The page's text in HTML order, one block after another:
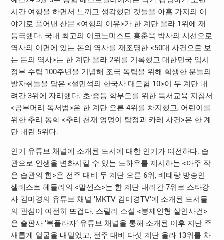
시간 여행을 하면서 느끼고 생각했던 것들을 아홉 가지의 이
야기로 풀어낸 산문 <여행의 이유>가 한 계단 올라 1위에 재
등극했다. 국내 최고의 이코노미스트 홍춘욱 박사의 시선으로
역사의 이면에 있는 돈의 역사를 재조명한 <50대 사건으로 보
는 돈의 역사>는 한 계단 올라 2위를 기록했고 대한민국 임시
정부 수립 100주년을 기념해 조국 독립을 위해 희생한 분들의
발자취들을 담은 <설민석의 한국사 대모험 10>이 두 계단 내
려간 3위에 자리했다. 초·중등 학부모를 위한 독서교육 지침서
<공부머리 독서법>은 한 계단 오른 4위를 차지했고, 어린이를
위한 추리 동화 <추리 천재 엉덩이 탐정과 카레 사건>은 한 계
단 내린 5위다.
인기 유튜브 채널에 소개된 도서에 대한 인기가 여전하다. 습
관으로 인생을 변화시킬 수 있는 노하우를 제시하는 <아주 작
은 습관의 힘>은 전주 대비 두 계단 오른 6위, 베테랑 방송인
셀레스트 헤들리의 <말센스>는 한 계단 내려간 7위로 스타강
사 김미경의 유튜브 채널 ‘MKTV 김미경TV’에 소개된 도서들
의 관심이 여전히 뜨겁다. 스릴러 소설 <봉제인형 살인사건>
은 출판사 ‘북플라자’ 유튜브 채널을 통해 소개된 이후 지난 주
새롭게 얼굴을 내밀었고, 전주 대비 다섯 계단 올라 13위를 차